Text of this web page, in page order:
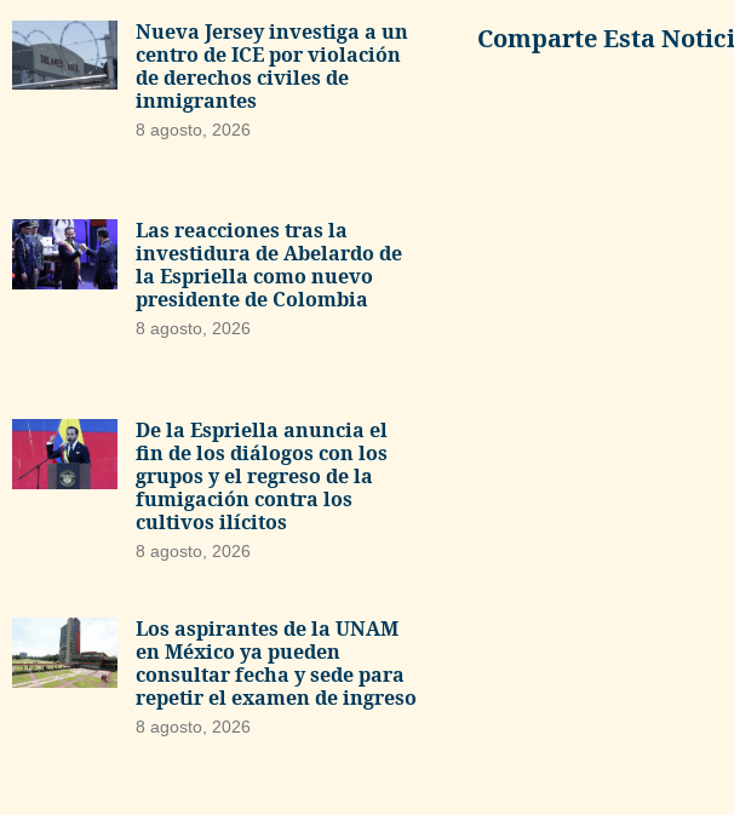
Nueva Jersey investiga a un
centro de ICE por violación
de derechos civiles de
inmigrantes
8 agosto, 2026
Las reacciones tras la
investidura de Abelardo de
la Espriella como nuevo
presidente de Colombia
8 agosto, 2026
De la Espriella anuncia el
fin de los diálogos con los
grupos y el regreso de la
fumigación contra los
cultivos ilícitos
8 agosto, 2026
Los aspirantes de la UNAM
en México ya pueden
consultar fecha y sede para
repetir el examen de ingreso
8 agosto, 2026
Comparte Esta